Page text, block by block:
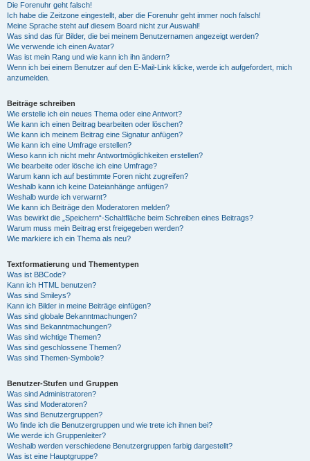
Die Forenuhr geht falsch!
Ich habe die Zeitzone eingestellt, aber die Forenuhr geht immer noch falsch!
Meine Sprache steht auf diesem Board nicht zur Auswahl!
Was sind das für Bilder, die bei meinem Benutzernamen angezeigt werden?
Wie verwende ich einen Avatar?
Was ist mein Rang und wie kann ich ihn ändern?
Wenn ich bei einem Benutzer auf den E-Mail-Link klicke, werde ich aufgefordert, mich
anzumelden.
Beiträge schreiben
Wie erstelle ich ein neues Thema oder eine Antwort?
Wie kann ich einen Beitrag bearbeiten oder löschen?
Wie kann ich meinem Beitrag eine Signatur anfügen?
Wie kann ich eine Umfrage erstellen?
Wieso kann ich nicht mehr Antwortmöglichkeiten erstellen?
Wie bearbeite oder lösche ich eine Umfrage?
Warum kann ich auf bestimmte Foren nicht zugreifen?
Weshalb kann ich keine Dateianhänge anfügen?
Weshalb wurde ich verwarnt?
Wie kann ich Beiträge den Moderatoren melden?
Was bewirkt die „Speichern“-Schaltfläche beim Schreiben eines Beitrags?
Warum muss mein Beitrag erst freigegeben werden?
Wie markiere ich ein Thema als neu?
Textformatierung und Thementypen
Was ist BBCode?
Kann ich HTML benutzen?
Was sind Smileys?
Kann ich Bilder in meine Beiträge einfügen?
Was sind globale Bekanntmachungen?
Was sind Bekanntmachungen?
Was sind wichtige Themen?
Was sind geschlossene Themen?
Was sind Themen-Symbole?
Benutzer-Stufen und Gruppen
Was sind Administratoren?
Was sind Moderatoren?
Was sind Benutzergruppen?
Wo finde ich die Benutzergruppen und wie trete ich ihnen bei?
Wie werde ich Gruppenleiter?
Weshalb werden verschiedene Benutzergruppen farbig dargestellt?
Was ist eine Hauptgruppe?